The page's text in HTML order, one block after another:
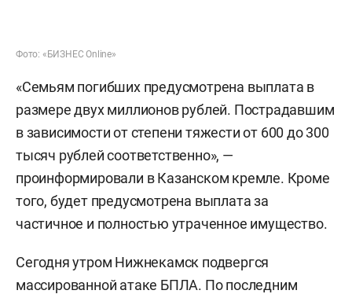
Фото: «БИЗНЕС Online»
«Семьям погибших предусмотрена выплата в
размере двух миллионов рублей. Пострадавшим
в зависимости от степени тяжести от 600 до 300
тысяч рублей соответственно», —
проинформировали в Казанском кремле. Кроме
того, будет предусмотрена выплата за
частичное и полностью утраченное имущество.
Сегодня утром Нижнекамск подвергся
массированной атаке БПЛА. По последним